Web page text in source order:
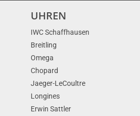
UHREN
IWC Schaffhausen
Breitling
Omega
Chopard
Jaeger-LeCoultre
Longines
Erwin Sattler